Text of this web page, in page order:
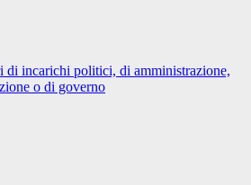
di incarichi politici, di amministrazione,
o di governo